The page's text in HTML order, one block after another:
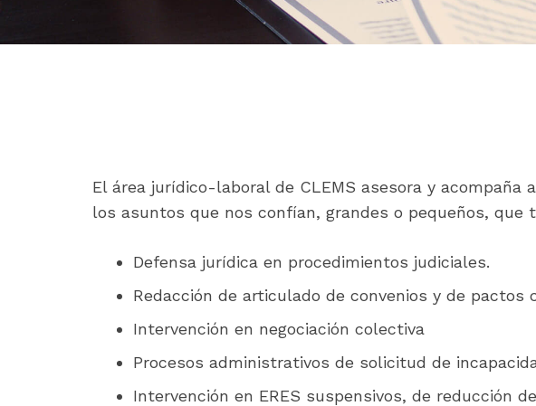
El área jurídico-laboral de CLEMS asesora y
los asuntos que nos confían, grandes o pequeños,
Defensa jurídica en procedimientos judiciales.
Redacción de articulado de convenios y de pactos
Intervención en negociación colectiva
Procesos administrativos de solicitud de
Intervención en ERES suspensivos, de reducción